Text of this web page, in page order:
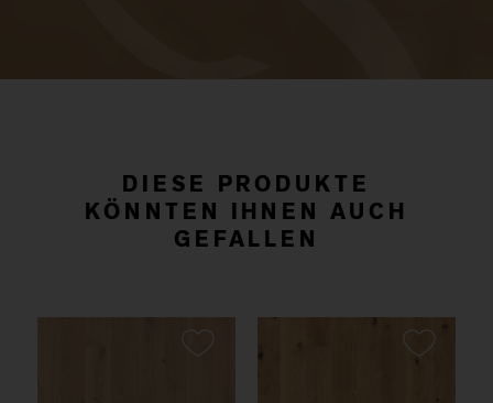
DIESE PRODUKTE
KÖNNTEN IHNEN AUCH
GEFALLEN